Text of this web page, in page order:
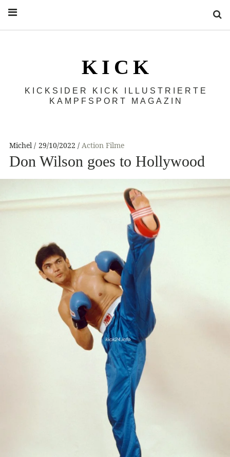
K I C K
KICKSIDER KICK ILLUSTRIERTE
KAMPFSPORT MAGAZIN
Michel 29/10/2022 Action Filme
Don Wilson goes to Hollywood